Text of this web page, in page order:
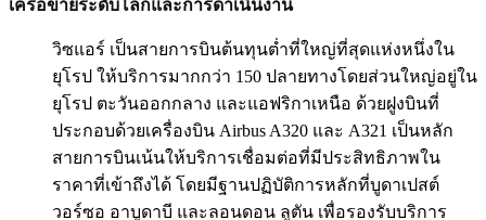
เครือข่ายระดับโลกและการดำเนินงาน
วิซแอร์ เป็นสายการบินต้นทุนต่ำที่ใหญ่ที่สุดแห่งหนึ่งใน
ยุโรป ให้บริการมากกว่า 150 ปลายทางโดยส่วนใหญ่อยู่ใน
ยุโรป ตะวันออกกลาง และแอฟริกาเหนือ ด้วยฝูงบินที่
ประกอบด้วยเครื่องบิน Airbus A320 และ A321 เป็นหลัก
สายการบินเน้นให้บริการเชื่อมต่อที่มีประสิทธิภาพใน
ราคาที่เข้าถึงได้ โดยมีฐานปฏิบัติการหลักที่บูดาเปสต์
วอร์ซอ อาบูดาบี และลอนดอน ลูตัน เพื่อรองรับบริการ